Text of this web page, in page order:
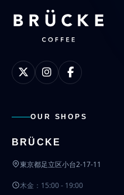
OUR SHOPS
BRÜCKE
東京都足立区小台2-17-11
木金：15:00 - 19:00